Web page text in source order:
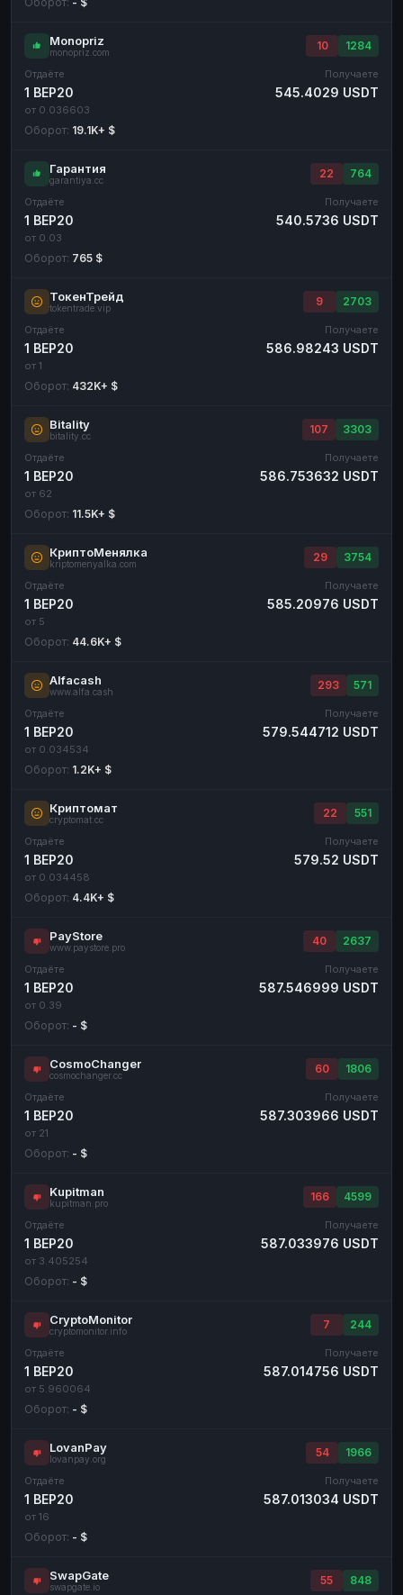
Monopriz
monopriz.com
10 1284
Отдаёте
1 BEP20
от 0.036603
Получаете
545.4029 USDT
Оборот: 19.1K+ $
Гарантия
garantiya.cc
22 764
Отдаёте
1 BEP20
от 0.03
Получаете
540.5736 USDT
Оборот: 765 $
ТокенТрейд
tokentrade.vip
9 2703
Отдаёте
1 BEP20
от 1
Получаете
586.98243 USDT
Оборот: 432K+ $
Bitality
bitality.cc
107 3303
Отдаёте
1 BEP20
от 62
Получаете
586.753632 USDT
Оборот: 11.5K+ $
КриптоМенялка
kriptomenyalka.com
29 3754
Отдаёте
1 BEP20
от 5
Получаете
585.20976 USDT
Оборот: 44.6K+ $
Alfacash
www.alfa.cash
293 571
Отдаёте
1 BEP20
от 0.034534
Получаете
579.544712 USDT
Оборот: 1.2K+ $
Криптомат
cryptomat.cc
22 551
Отдаёте
1 BEP20
от 0.034458
Получаете
579.52 USDT
Оборот: 4.4K+ $
PayStore
www.paystore.pro
40 2637
Отдаёте
1 BEP20
от 0.39
Получаете
587.546999 USDT
Оборот: - $
CosmoChanger
cosmochanger.cc
60 1806
Отдаёте
1 BEP20
от 21
Получаете
587.303966 USDT
Оборот: - $
Kupitman
kupitman.pro
166 4599
Отдаёте
1 BEP20
от 3.405254
Получаете
587.033976 USDT
Оборот: - $
CryptoMonitor
cryptomonitor.info
7 244
Отдаёте
1 BEP20
от 5.960064
Получаете
587.014756 USDT
Оборот: - $
LovanPay
lovanpay.org
54 1966
Отдаёте
1 BEP20
от 16
Получаете
587.013034 USDT
Оборот: - $
SwapGate
swapgate.io
55 848